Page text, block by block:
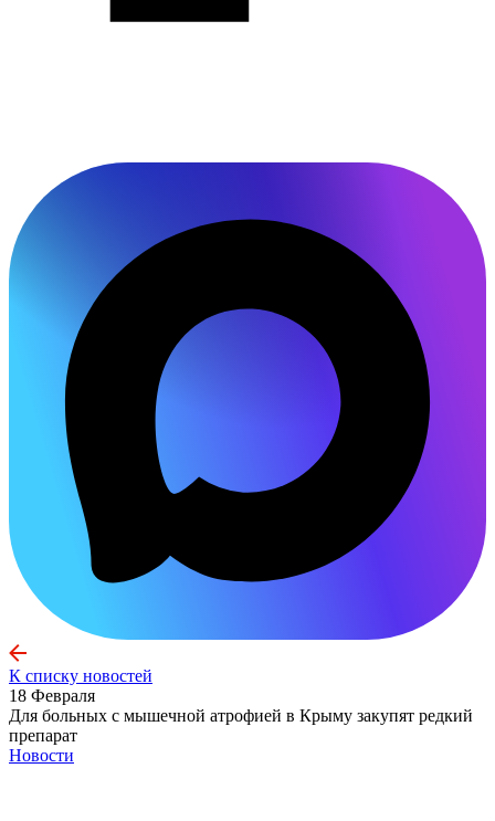
К списку новостей
18 Февраля
Для больных с мышечной атрофией в Крыму закупят редкий
препарат
Новости